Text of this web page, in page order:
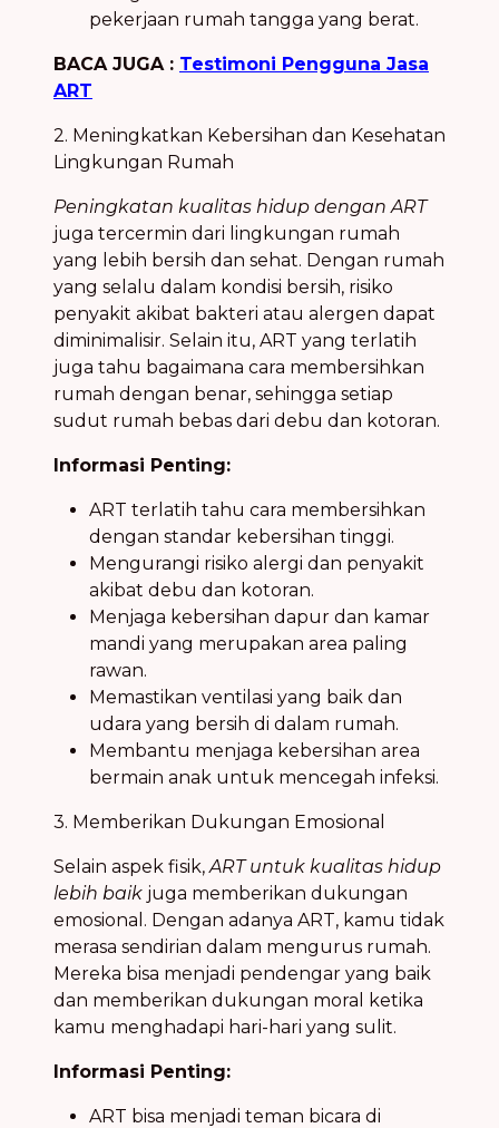
pekerjaan rumah tangga yang berat.
BACA JUGA : Testimoni Pengguna Jasa
ART
2. Meningkatkan Kebersihan dan Kesehatan
Lingkungan Rumah
Peningkatan kualitas hidup dengan ART
juga tercermin dari lingkungan rumah
yang lebih bersih dan sehat. Dengan rumah
yang selalu dalam kondisi bersih, risiko
penyakit akibat bakteri atau alergen dapat
diminimalisir. Selain itu, ART yang terlatih
juga tahu bagaimana cara membersihkan
rumah dengan benar, sehingga setiap
sudut rumah bebas dari debu dan kotoran.
Informasi Penting:
ART terlatih tahu cara membersihkan
dengan standar kebersihan tinggi.
Mengurangi risiko alergi dan penyakit
akibat debu dan kotoran.
Menjaga kebersihan dapur dan kamar
mandi yang merupakan area paling
rawan.
Memastikan ventilasi yang baik dan
udara yang bersih di dalam rumah.
Membantu menjaga kebersihan area
bermain anak untuk mencegah infeksi.
3. Memberikan Dukungan Emosional
Selain aspek fisik,ART untuk kualitas hidup
lebih baik juga memberikan dukungan
emosional. Dengan adanya ART, kamu tidak
merasa sendirian dalam mengurus rumah.
Mereka bisa menjadi pendengar yang baik
dan memberikan dukungan moral ketika
kamu menghadapi hari-hari yang sulit.
Informasi Penting:
ART bisa menjadi teman bicara di